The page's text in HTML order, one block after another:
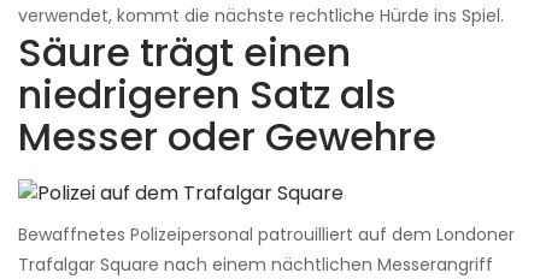
verwendet, kommt die nächste rechtliche Hürde ins Spiel.
Säure trägt einen
niedrigeren Satz als
Messer oder Gewehre
Bewaffnetes Polizeipersonal patrouilliert auf dem Londoner
Trafalgar Square nach einem nächtlichen Messerangriff